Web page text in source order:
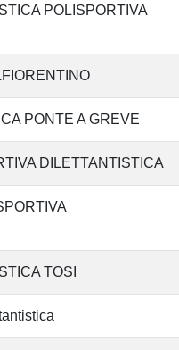
POLISPORTIVA
PONTE A GREVE
DILETTANTISTICA
TOSI